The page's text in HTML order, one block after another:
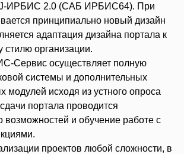
J-ИРБИС 2.0 (САБ ИРБИС64). При
принципиально новый дизайн
адаптация дизайна портала к
стилю организации.
Сервис осуществляет полную
системы и дополнительных
модулей исходя из устного опроса
портала проводится
возможностей и обучение работе с
проектов любой сложности, в